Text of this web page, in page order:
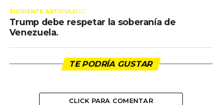
SIGUIENTE ARTÍCULO 👈🏻
Trump debe respetar la soberanía de
Venezuela.
TE PODRÍA GUSTAR
CLICK PARA COMENTAR